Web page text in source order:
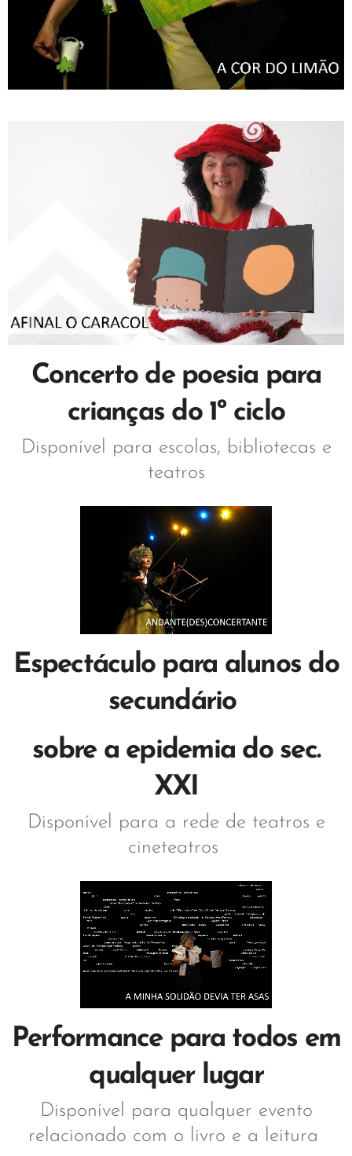
Concerto de poesia para
crianças do 1º ciclo
Disponível para escolas, bibliotecas e
teatros
Espectáculo para alunos do
secundário
sobre a epidemia do sec.
XXI
Disponível para a rede de teatros e
cineteatros
Performance para todos em
qualquer lugar
Disponível para qualquer evento
relacionado com o livro e a leitura